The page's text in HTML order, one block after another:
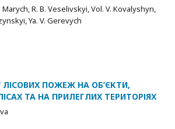
R. B. Veselіvskyі, Vol. V. Kovalyshyn,
Ya. V. Gerevych
ПОЖЕЖ НА ОБ’ЄКТИ,
ТА НА ПРИЛЕГЛИХ ТЕРИТОРІЯХ